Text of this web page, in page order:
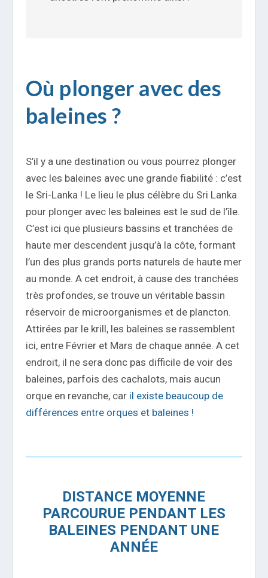
Où plonger avec des
baleines ?
S’il y a une destination ou vous pourrez plonger
avec les baleines avec une grande fiabilité : c’est
le Sri-Lanka ! Le lieu le plus célèbre du Sri Lanka
pour plonger avec les baleines est le sud de l’île.
C’est ici que plusieurs bassins et tranchées de
haute mer descendent jusqu’à la côte, formant
l’un des plus grands ports naturels de haute mer
au monde. A cet endroit, à cause des tranchées
très profondes, se trouve un véritable bassin
réservoir de microorganismes et de plancton.
Attirées par le krill, les baleines se rassemblent
ici, entre Février et Mars de chaque année. A cet
endroit, il ne sera donc pas difficile de voir des
baleines, parfois des cachalots, mais aucun
orque en revanche, car il existe beaucoup de
différences entre orques et baleines !
DISTANCE MOYENNE
PARCOURUE PENDANT LES
BALEINES PENDANT UNE
ANNÉE